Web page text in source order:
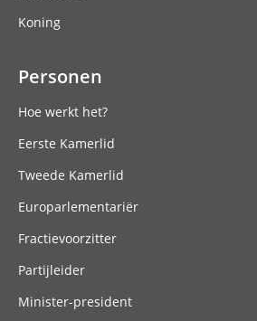
Koning
Personen
Hoe werkt het?
Eerste Kamerlid
Tweede Kamerlid
Europarlementariër
Fractievoorzitter
Partijleider
Minister-president